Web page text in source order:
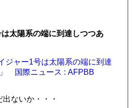
は太陽系の端に到達しつつあ
ジャー1号は太陽系の端に到達
国際ニュース : AFPBB
ないか・・・